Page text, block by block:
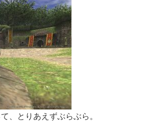
、とりあえずぶらぶら。